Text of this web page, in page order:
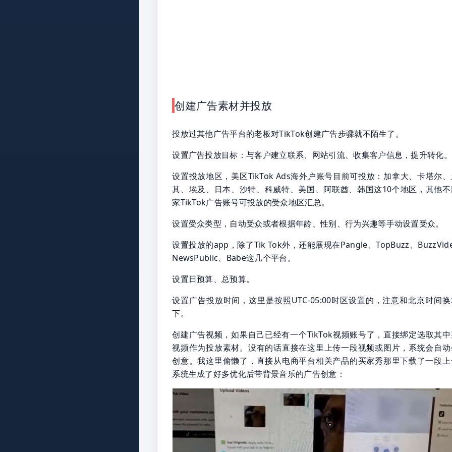
创建广告素材并投放
投放过其他广告平台的老板对TikTok创建广告步骤就不陌生了。
设置广告投放目标：与客户建立联系、网站引流、收集客户信息，提升转化。
设置投放地区，美区TikTok Ads海外户账号目前可投放：加拿大、卡塔尔
其、埃及、日本、沙特、科威特、美国、阿联酋、韩国这10个地区，其他不
家TikTok广告账号可投放的受众地区汇总。
设置受众类型，自动受众或者根据年龄、性别、行为兴趣等手动设置受众。
设置投放的app，除了Tik Tok外，还能展现在Pangle、TopBuzz、
NewsPublic、Babe这几个平台。
设置日预算、总预算。
设置广告投放时间，这里是按照UTC-05:00时区设置的，注意和北京时间换
下。
创建广告视频，如果自己已经有一个TikTok视频账号了，直接绑定选取其中
视频作为投放素材。没有的话直接在这里上传一段视频或图片，系统会自
创意。我这里偷懒了，直接从电商平台相关产品的买家秀那里下载了一段上
系统生成了好多优化后带背景音乐的广告创意：